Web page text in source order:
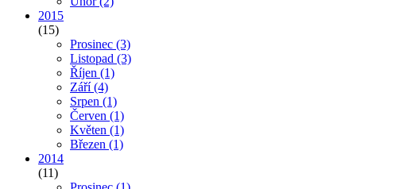
2015
(15)
Prosinec (3)
Listopad (3)
Říjen (1)
Září(4)
Srpen (1)
Červen (1)
Květen (1)
Březen (1)
2014
(11)